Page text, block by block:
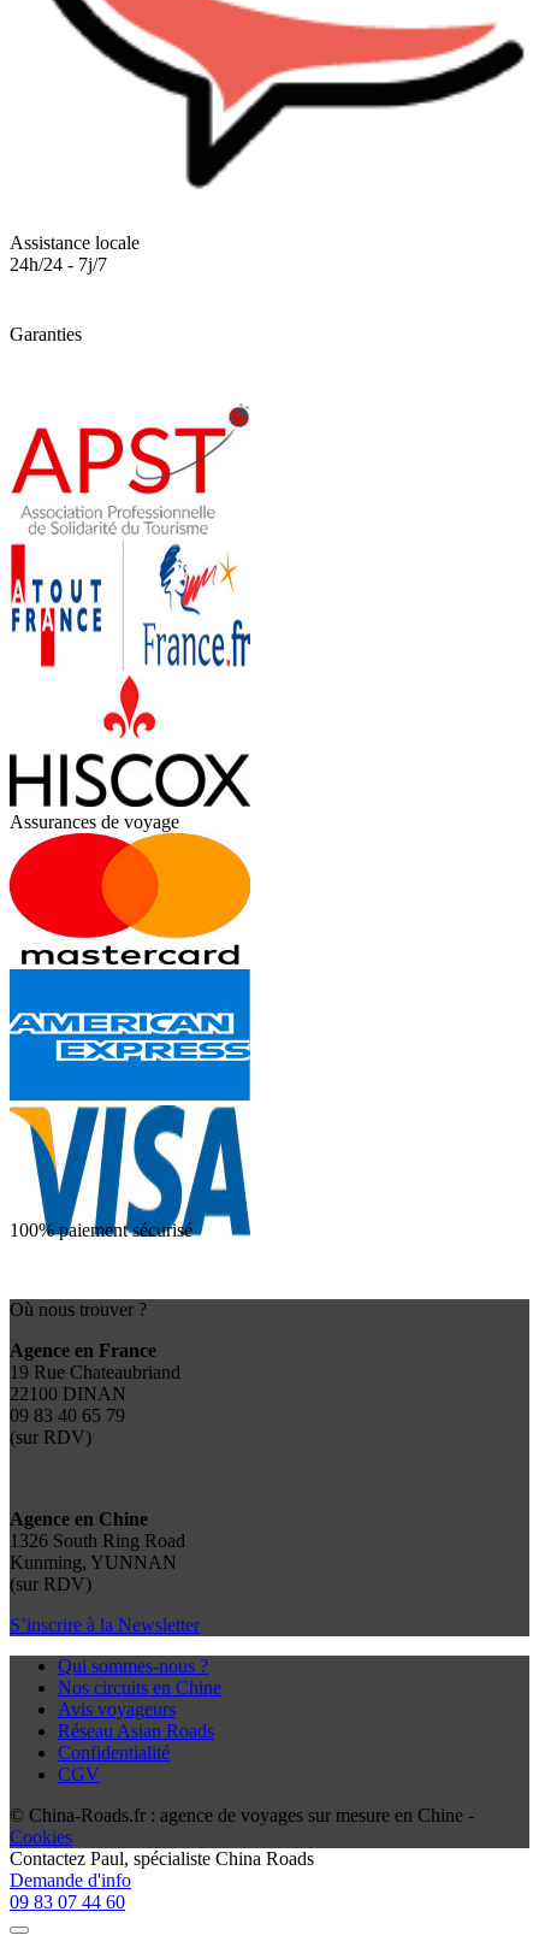
Assistance locale
24h/24 - 7j/7
Garanties
Assurances de voyage
100% paiement sécurisé
Où nous trouver ?
Agence en France
19 Rue Chateaubriand
22100 DINAN
09 83 40 65 79
(sur RDV)
Agence en Chine
1326 South Ring Road
Kunming, YUNNAN
(sur RDV)
S’inscrire à la Newsletter
Qui sommes-nous ?
Nos circuits en Chine
Avis voyageurs
Réseau Asian Roads
Confidentialité
CGV
© China-Roads.fr : agence de voyages sur mesure en Chine -
Cookies
Contactez Paul, spécialiste China Roads
Demande d'info
09 83 07 44 60